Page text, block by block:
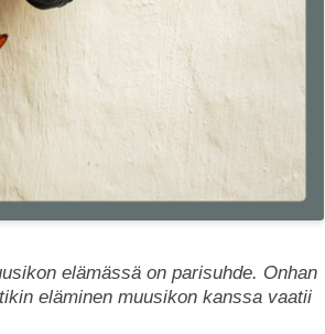
elämässä on parisuhde. Onhan
eläminen muusikon kanssa vaatii